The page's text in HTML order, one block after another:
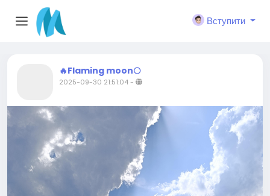
Вступити
🔥Flaming moon🌕
2025-09-30 21:51:04-